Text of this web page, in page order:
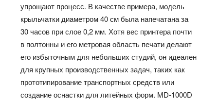
упрощают процесс. В качестве примера, модель
крыльчатки диаметром 40 см была напечатана за
30 часов при слое 0,2 мм. Хотя вес принтера почти
в полтонны и его метровая область печати делают
его избыточным для небольших студий, он идеален
для крупных производственных задач, таких как
прототипирование транспортных средств или
создание оснастки для литейных форм. MD-1000D